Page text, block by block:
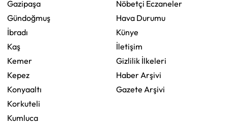
Gazipaşa
Gündoğmuş
İbradı
Kaş
Kemer
Kepez
Konyaaltı
Korkuteli
Kumluca
Nöbetçi Eczaneler
Hava Durumu
Künye
İletişim
Gizlilik İlkeleri
Haber Arşivi
Gazete Arşivi